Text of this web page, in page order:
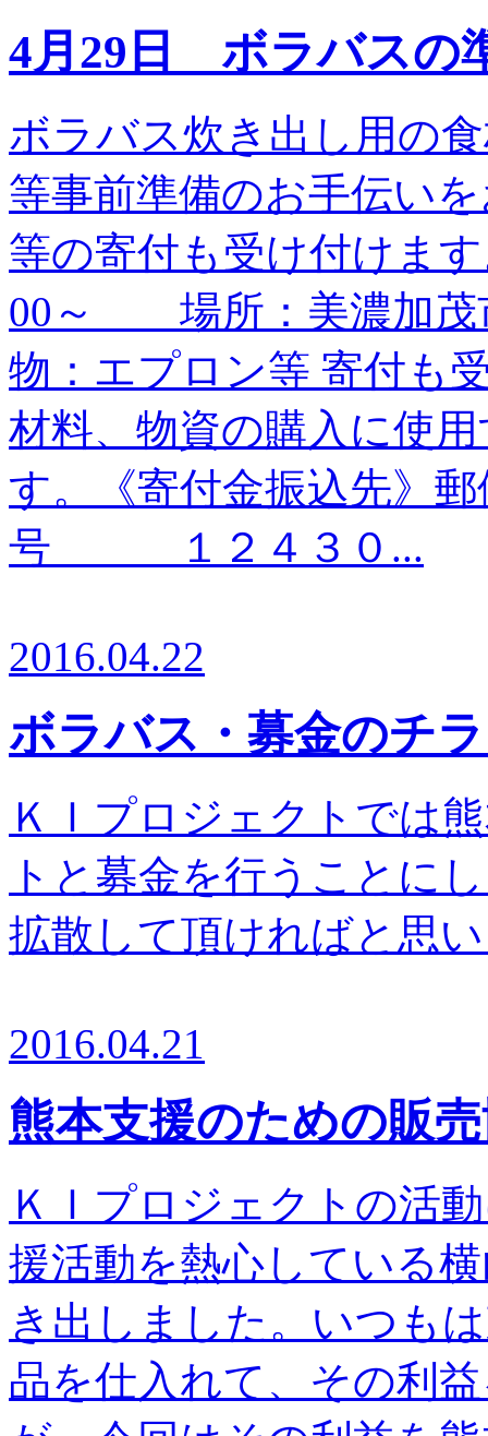
4月29日 ボラバスの
ボラバス炊き出し用の
等事前準備のお手伝い
等の寄付も受け付け
00～ 場所：美濃加
物：エプロン等 寄付も
材料、物資の購入に使
す。《寄付金振込先
号 １２４３０...
2016.04.22
ボラバス・募金のチ
ＫＩプロジェクトでは
トと募金を行うことに
拡散して頂ければと思
2016.04.21
熊本支援のための販
ＫＩプロジェクトの活
援活動を熱心している
き出しました。いつも
品を仕入れて、その利